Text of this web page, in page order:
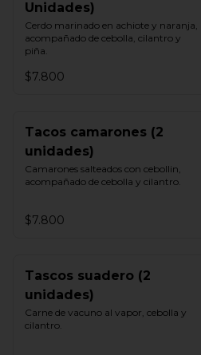
Unidades)
Cerdo marinado en achiote y naranja,
acompañado de cebolla, cilantro y
piña.
$7.800
Tacos camarones (2
unidades)
Camarones salteados con cebollin,
acompañado de cebolla y cilantro.
$7.800
Tascos suadero (2
unidades)
Carne de vacuno al vapor, cebolla y
cilantro.